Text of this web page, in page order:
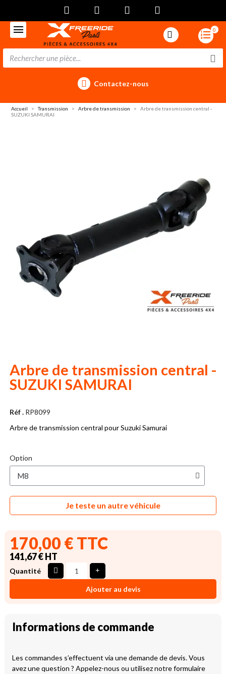
0
Contactez-nous
Accueil Transmission Arbre de transmission
Arbre de transmission central -
SUZUKI SAMURAI
Arbre de transmission central -
SUZUKI SAMURAI
Réf . RP8099
Arbre de transmission central pour Suzuki Samurai
Option
Je teste un autre véhicule
170,00 € TTC
141,67 € HT
Quantité
Ajouter au devis
Informations de commande
Les commandes s’effectuent via une demande de devis. Vous
avez une question ? Appelez-nous ou utilisez notre formulaire